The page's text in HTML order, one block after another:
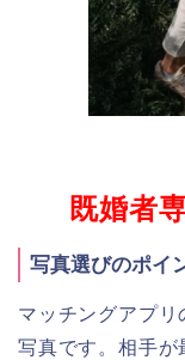
既婚者
写真選びのポイ
マッチングアプ
写真です。相手が